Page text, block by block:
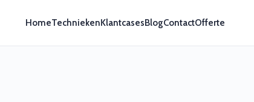
HomeTechniekenKlantcasesBlogContactOfferte